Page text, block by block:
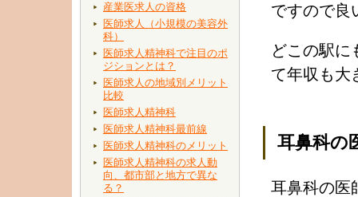
産業医求人の資格
医師求人（小規模の美容外
科）
医師求人精神科で注目のポ
ジションとは？
医師求人の地域別メリット
比較
医師求人精神科
医師求人精神科最前線
医師求人精神科のメリット
医師求人精神科の求人動
向、都市部と地方で異な
る？
ですので良
どこの駅に
て年収も大
耳鼻科の
耳鼻科の医